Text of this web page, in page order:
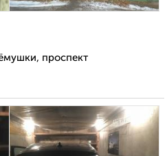
проспект